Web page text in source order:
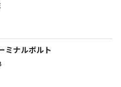
ミナルボルト